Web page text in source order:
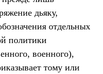
дьяку,
отдельных
политики
военного),
тому или